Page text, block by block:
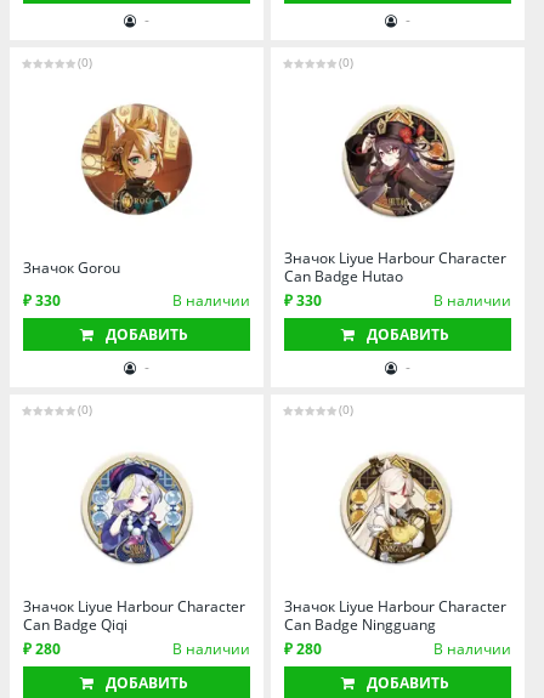
-
-
(0)
Значок Gorou
₽ 330
В наличии
ДОБАВИТЬ
-
(0)
Значок Liyue Harbour Character
Can Badge Hutao
₽ 330
В наличии
ДОБАВИТЬ
-
(0)
Значок Liyue Harbour Character
Can Badge Qiqi
₽ 280
В наличии
ДОБАВИТЬ
(0)
Значок Liyue Harbour Character
Can Badge Ningguang
₽ 280
В наличии
ДОБАВИТЬ